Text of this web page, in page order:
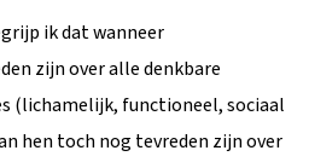
ik dat wanneer
zijn over alle denkbare
(lichamelijk, functioneel, sociaal
hen toch nog tevreden zijn over